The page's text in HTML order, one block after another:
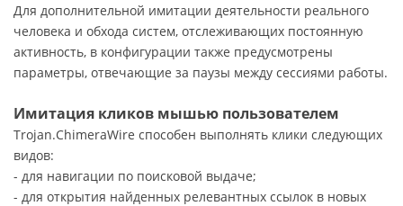
Для дополнительной имитации деятельности реального
человека и обхода систем, отслеживающих постоянную
активность, в конфигурации также предусмотрены
параметры, отвечающие за паузы между сессиями работы.
Имитация кликов мышью пользователем
Trojan.ChimeraWire способен выполнять клики следующих
видов:
- для навигации по поисковой выдаче;
- для открытия найденных релевантных ссылок в новых